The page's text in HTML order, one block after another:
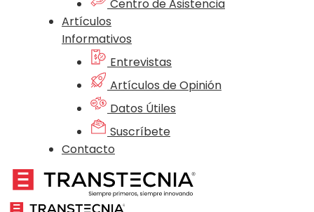
Centro de Asistencia
Artículos
Informativos
Entrevistas
Artículos de Opinión
Datos Útiles
Suscríbete
Contacto